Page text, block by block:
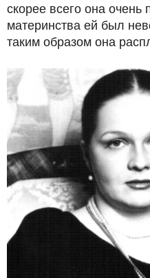
скорее всего она очень
материнства ей был
таким образом она